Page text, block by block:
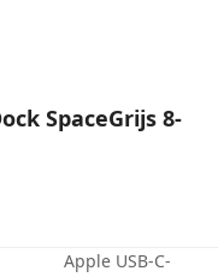
SpaceGrijs 8-
Apple USB‑C-